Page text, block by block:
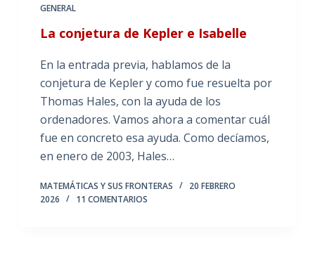
GENERAL
La conjetura de Kepler e Isabelle
En la entrada previa, hablamos de la
conjetura de Kepler y como fue resuelta por
Thomas Hales, con la ayuda de los
ordenadores. Vamos ahora a comentar cuál
fue en concreto esa ayuda. Como decíamos,
en enero de 2003, Hales…
MATEMÁTICAS Y SUS FRONTERAS
20 FEBRERO
2026
11 COMENTARIOS